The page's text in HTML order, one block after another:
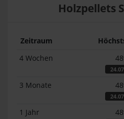
Holzpellets
Zeitraum
4 Wochen
3 Monate
1 Jahr